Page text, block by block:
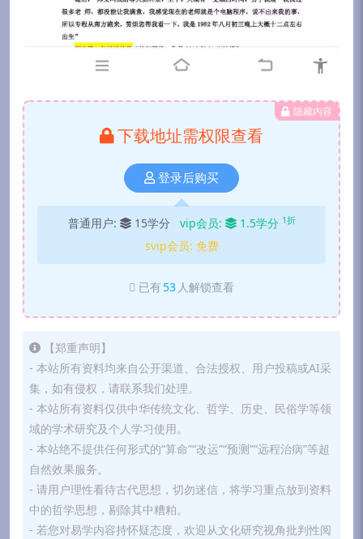
隐藏内容
下载地址需权限查看
登录后购买
普通用户: 15学分 vip会员: 1.5学分 1折
svip会员: 免费
已有 53 人解锁查看
【郑重声明】
- 本站所有资料均来自公开渠道、合法授权、用户投稿或AI采
集，如有侵权，请联系我们处理。
- 本站所有资料仅供中华传统文化、哲学、历史、民俗学等领
域的学术研究及个人学习使用。
- 本站绝不提供任何形式的“算命”“改运”“预测”“远程治病”等超
自然效果服务。
- 请用户理性看待古代思想，切勿迷信，将学习重点放到资料
中的哲学思想，剔除其中糟粕。
- 若您对易学内容持怀疑态度，欢迎从文化研究视角批判性阅